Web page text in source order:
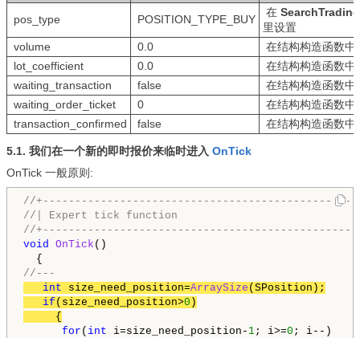
pos_type POSITION_TYPE_BUY
在
里设置
volume
0.0
在结构构造函数中
lot_coefficient
0.0
在结构构造函数中
waiting_transaction
false
在结构构造函数中
waiting_order_ticket
0
在结构构造函数中
transaction_confirmed
false 在结构构造函数中
5.1. 我们在一个新的即时报价来临时进入 OnTick
OnTick 一般原则:
//
//| Expert tick function
//
void
OnTick ()
//---
int size_need_position=ArraySize (SPosition);
if (size_need_position>0 )
{
for ( int i=size_need_position- 1; i>=0 ; i--)